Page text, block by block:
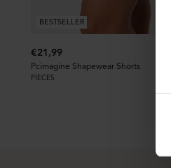
BESTSELLER
€21,99
Pcimagine Shapewear Shorts
PIECES